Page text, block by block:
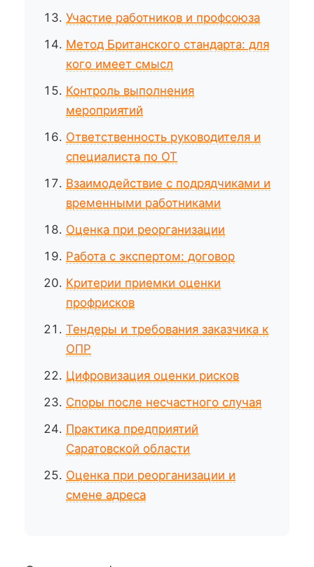
Участие работников и профсоюза
Метод Британского стандарта: для
кого имеет смысл
Контроль выполнения
мероприятий
Ответственность руководителя и
специалиста по ОТ
Взаимодействие с подрядчиками и
временными работниками
Оценка при реорганизации
Работа с экспертом: договор
Критерии приемки оценки
профрисков
Тендеры и требования заказчика к
ОПР
Цифровизация оценки рисков
Споры после несчастного случая
Практика предприятий
Саратовской области
Оценка при реорганизации и
смене адреса